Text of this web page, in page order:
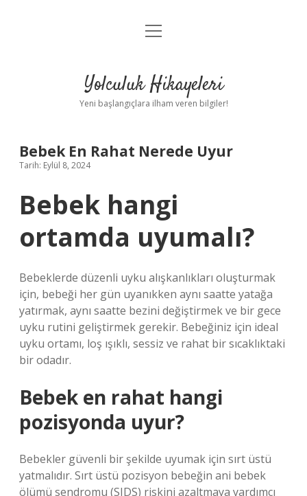
Anasayfa
Yasal Uyarı
menüyü
Yolculuk Hikayeleri
Yeni başlangıçlara ilham veren bilgiler!
Bebek En Rahat Nerede Uyur
Tarih: Eylül 8, 2024
Bebek hangi
ortamda uyumalı?
Bebeklerde düzenli uyku alışkanlıkları oluşturmak
için, bebeği her gün uyanıkken aynı saatte yatağa
yatırmak, aynı saatte bezini değiştirmek ve bir gece
uyku rutini geliştirmek gerekir. Bebeğiniz için ideal
uyku ortamı, loş ışıklı, sessiz ve rahat bir sıcaklıktaki
bir odadır.
Bebek en rahat hangi
pozisyonda uyur?
Bebekler güvenli bir şekilde uyumak için sırt üstü
yatmalıdır. Sırt üstü pozisyon bebeğin ani bebek
ölümü sendromu (SIDS) riskini azaltmaya yardımcı